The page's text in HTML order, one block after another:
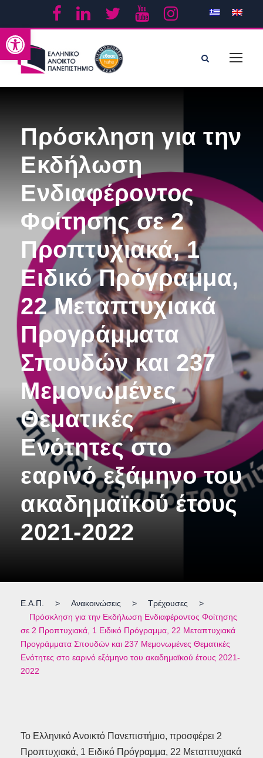
Ανοίξτε τη γραμμή εργαλείων
Πρόσκληση για την
Εκδήλωση
Ενδιαφέροντος
Φοίτησης σε 2
Προπτυχιακά, 1
Ειδικό Πρόγραμμα,
22 Μεταπτυχιακά
Προγράμματα
Σπουδών και 237
Μεμονωμένες
Θεματικές
Ενότητες στο
εαρινό εξάμηνο του
ακαδημαϊκού έτους
2021-2022
Ε.Α.Π. > Ανακοινώσεις > Τρέχουσες
>
Πρόσκληση για την Εκδήλωση Ενδιαφέροντος Φοίτησης
σε 2 Προπτυχιακά, 1 Ειδικό Πρόγραμμα, 22 Μεταπτυχιακά
Προγράμματα Σπουδών και 237 Μεμονωμένες Θεματικές
Ενότητες στο εαρινό εξάμηνο του ακαδημαϊκού έτους 2021-
2022
Το Ελληνικό Ανοικτό Πανεπιστήμιο, προσφέρει 2
Προπτυχιακά, 1 Ειδικό Πρόγραμμα, 22 Μεταπτυχιακά